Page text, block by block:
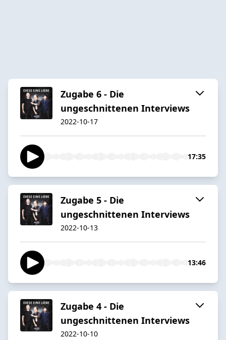
Zugabe 6 - Die
ungeschnittenen Interviews
2022-10-17
17:35
Zugabe 5 - Die
ungeschnittenen Interviews
2022-10-13
13:46
Zugabe 4 - Die
ungeschnittenen Interviews
2022-10-10